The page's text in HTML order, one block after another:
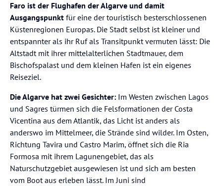
Faro ist der Flughafen der Algarve und damit
Ausgangspunkt für eine der touristisch besterschlossenen
Küstenregionen Europas. Die Stadt selbst ist kleiner und
entspannter als ihr Ruf als Transitpunkt vermuten lässt: Die
Altstadt mit ihrer mittelalterlichen Stadtmauer, dem
Bischofspalast und dem kleinen Hafen ist ein eigenes
Reiseziel.
Die Algarve hat zwei Gesichter: Im Westen zwischen Lagos
und Sagres türmen sich die Felsformationen der Costa
Vicentina aus dem Atlantik, das Licht ist anders als
anderswo im Mittelmeer, die Strände sind wilder. Im Osten,
Richtung Tavira und Castro Marim, öffnet sich die Ria
Formosa mit ihrem Lagunengebiet, das als
Naturschutzgebiet ausgewiesen ist und sich am besten
vom Boot aus erleben lässt. Im Juni sind